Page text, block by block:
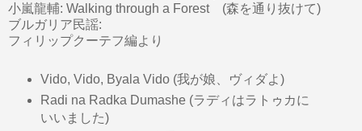
小嵐龍輔: Walking through a Forest (森を通り抜けて)
ブルガリア民謡:
フィリップクーテフ編より
Vido, Vido, Byala Vido (我が娘、ヴィダよ)
Radi na Radka Dumashe (ラディはラトゥカに
いいました)